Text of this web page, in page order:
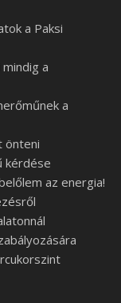
a Paksi
a
a
önteni
kérdése
az energia!